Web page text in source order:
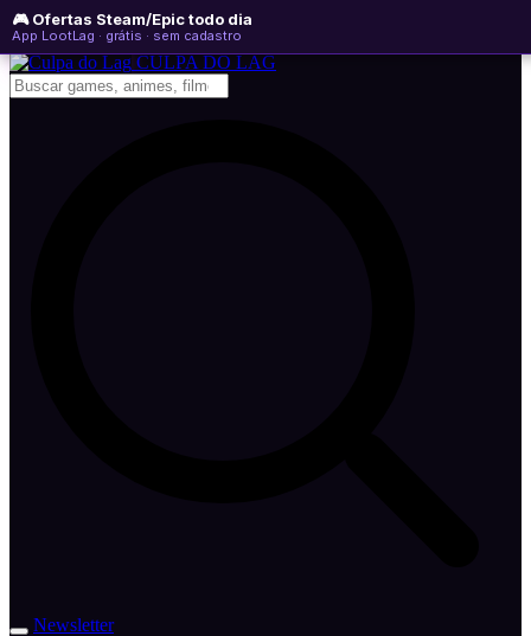
🎮 Ofertas Steam/Epic todo dia
App LootLag · grátis · sem cadastro
sábado, 08 de agosto de 2026 WhatsApp
Newsletter
CULPA DO LAG
Newsletter